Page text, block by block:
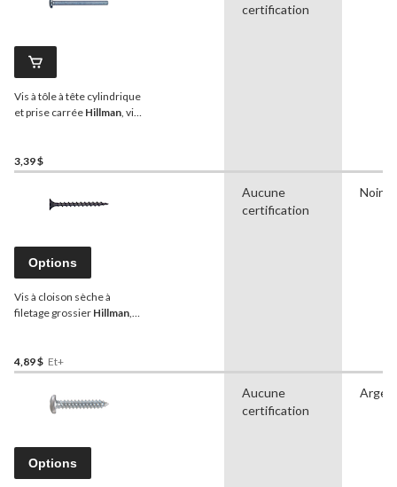
Vis à tôle à tête cylindrique
et prise carrée Hillman , vis
3,39 $
certification
Options
Vis à cloison sèche à
filetage grossier Hillman
4,89 $ Et+
Aucune
certification
Noir
Options
Aucune
certification